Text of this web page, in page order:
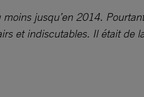
jusqu’en 2014.
et indiscutables. Il était de